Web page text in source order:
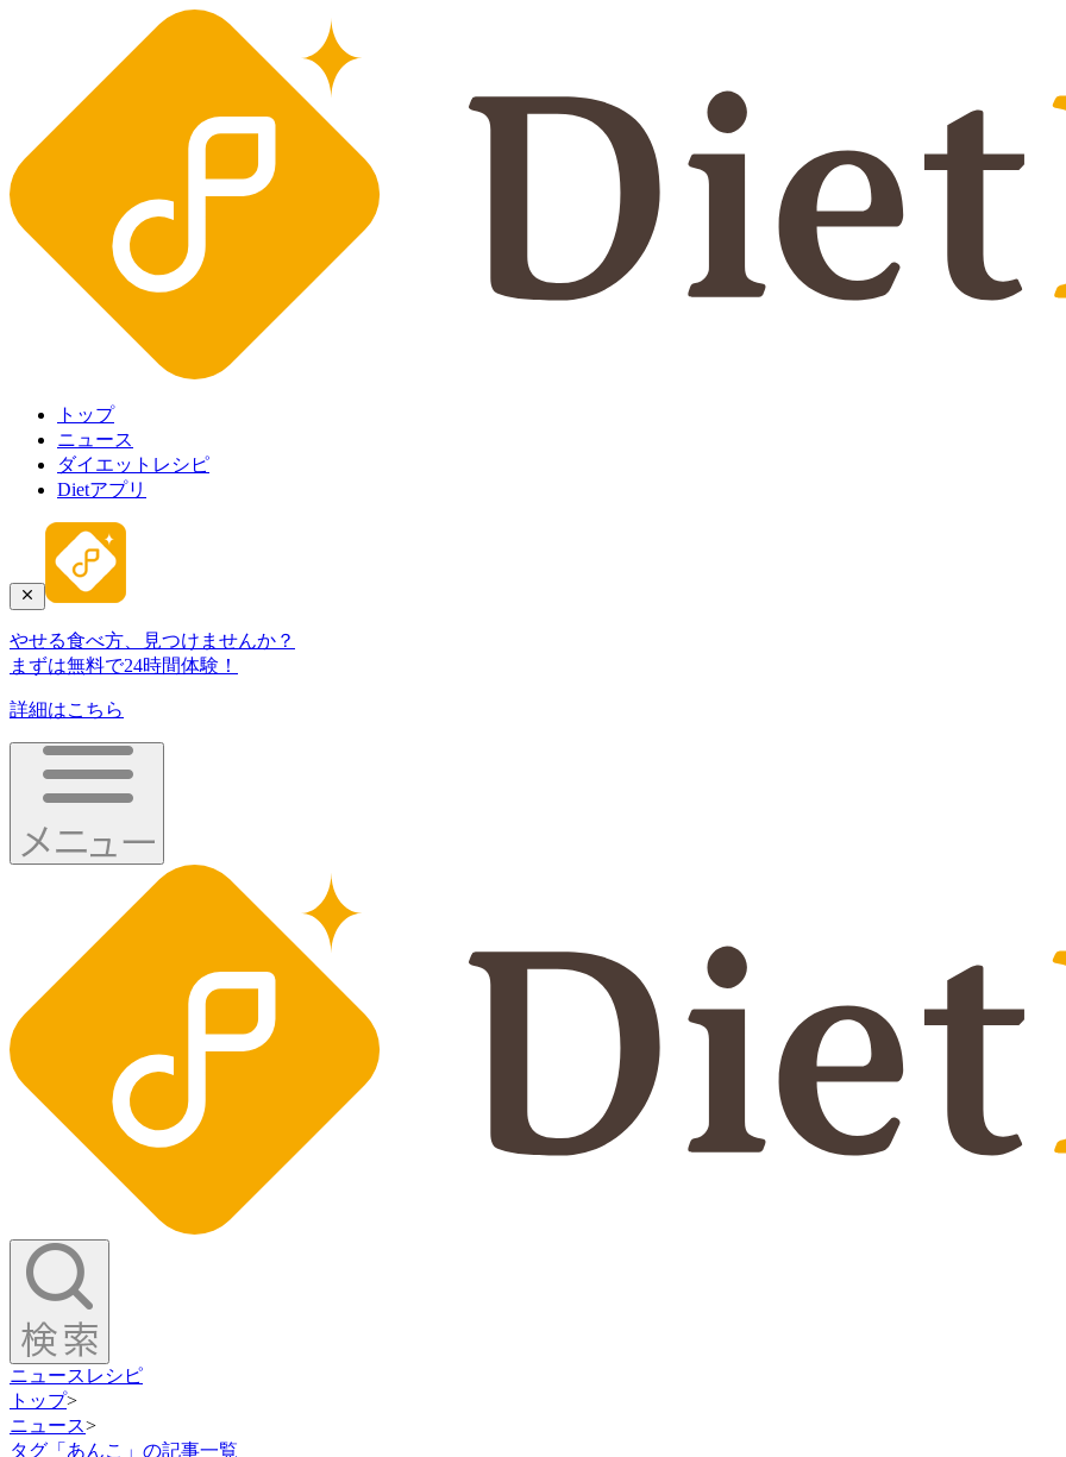
トップ
ニュース
ダイエットレシピ
Dietアプリ
やせる食べ方、見つけませんか？
まずは無料で24時間体験！
詳細はこちら
ニュース レシピ
トップ>
ニュース>
タグ「あんこ」の記事一覧